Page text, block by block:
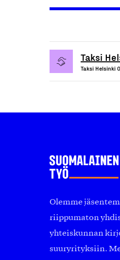
Taksi
Taksi Helsinki
Olemme
riippumaton
yhteiskunnan
suuryrityksiin.